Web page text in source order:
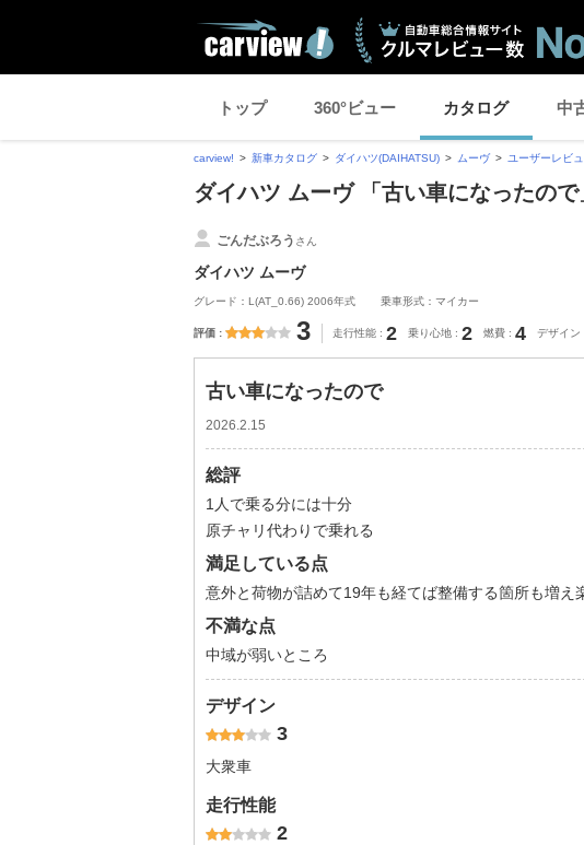
トップ 360°ビュー カタログ 中
carview! 新車カタログ ダイハツ(DAIHATSU) ムーヴ ユーザーレビ
ダイハツ ムーヴ 「古い車になったの
ごんだぶろう さん
ダイハツ ムーヴ
グレード：L(AT_0.66) 2006年式 乗車形式：マイカー
評価 3 走行性能 2 乗り心地 2 燃費 4 デザイン
古い車になったので
2026.2.15
総評
1人で乗る分には十分
原チャリ代わりで乗れる
満足している点
意外と荷物が詰めて19年も経てば整備する箇所も増え
不満な点
中域が弱いところ
デザイン
3
大衆車
走行性能
2